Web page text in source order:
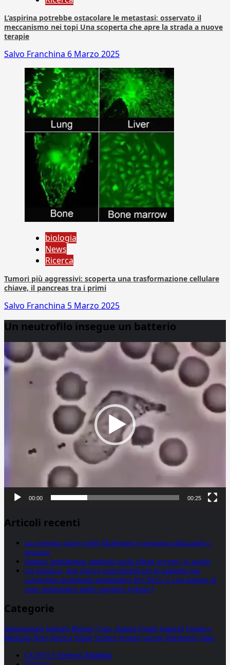
L’aspirina potrebbe ostacolare le metastasi: osservato il
meccanismo nei topi Una scoperta che apre la strada a nuove
terapie
Salvo Franchina 6 Marzo 2025
biologia
News
Ricerca
Tumori più aggressivi: scoperta una trasformazione cellulare
chiave, il pancreas tra i primi
Salvo Franchina 5 Marzo 2025
Un neutrofilo insegue un batterio
Player
00:00 00:25
Articoli recenti
La proteina chiave dell’Alzheimer si propaga utilizzando i
neuroni
Statine: inutilmente attribuiti molti effetti avversi, lo studio
Un farmaco, due nuove opportunità per le pazienti con
carcinoma mammario metastatico hr+/her2- e con tumore al
seno metastatico triplo negativo (mtnbc)
Categorie
alimentazione biologia Biology Com. Stampa Epatiti featured Genetica
Medicina News Ricerca Salute Science Scienza vaccini Veterinaria video
CCSVI e Sclerosi Multipla